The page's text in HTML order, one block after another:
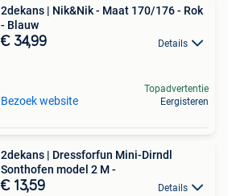
2dekans | Nik&Nik - Maat 170/176 - Rok
- Blauw
€ 34,99 Details
Bezoek website
Topadvertentie
Eergisteren
2dekans | Dressforfun Mini-Dirndl
Sonthofen model 2 M -
€ 13,59 Details